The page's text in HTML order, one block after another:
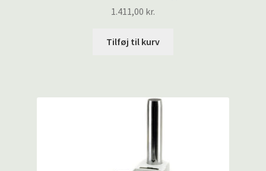
1.411,00 kr.
Tilføj til kurv